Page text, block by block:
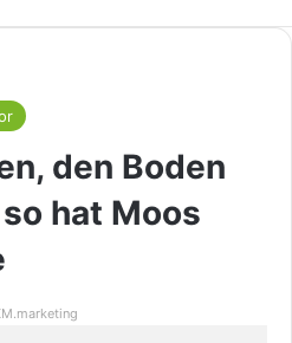
den Boden
hat Moos